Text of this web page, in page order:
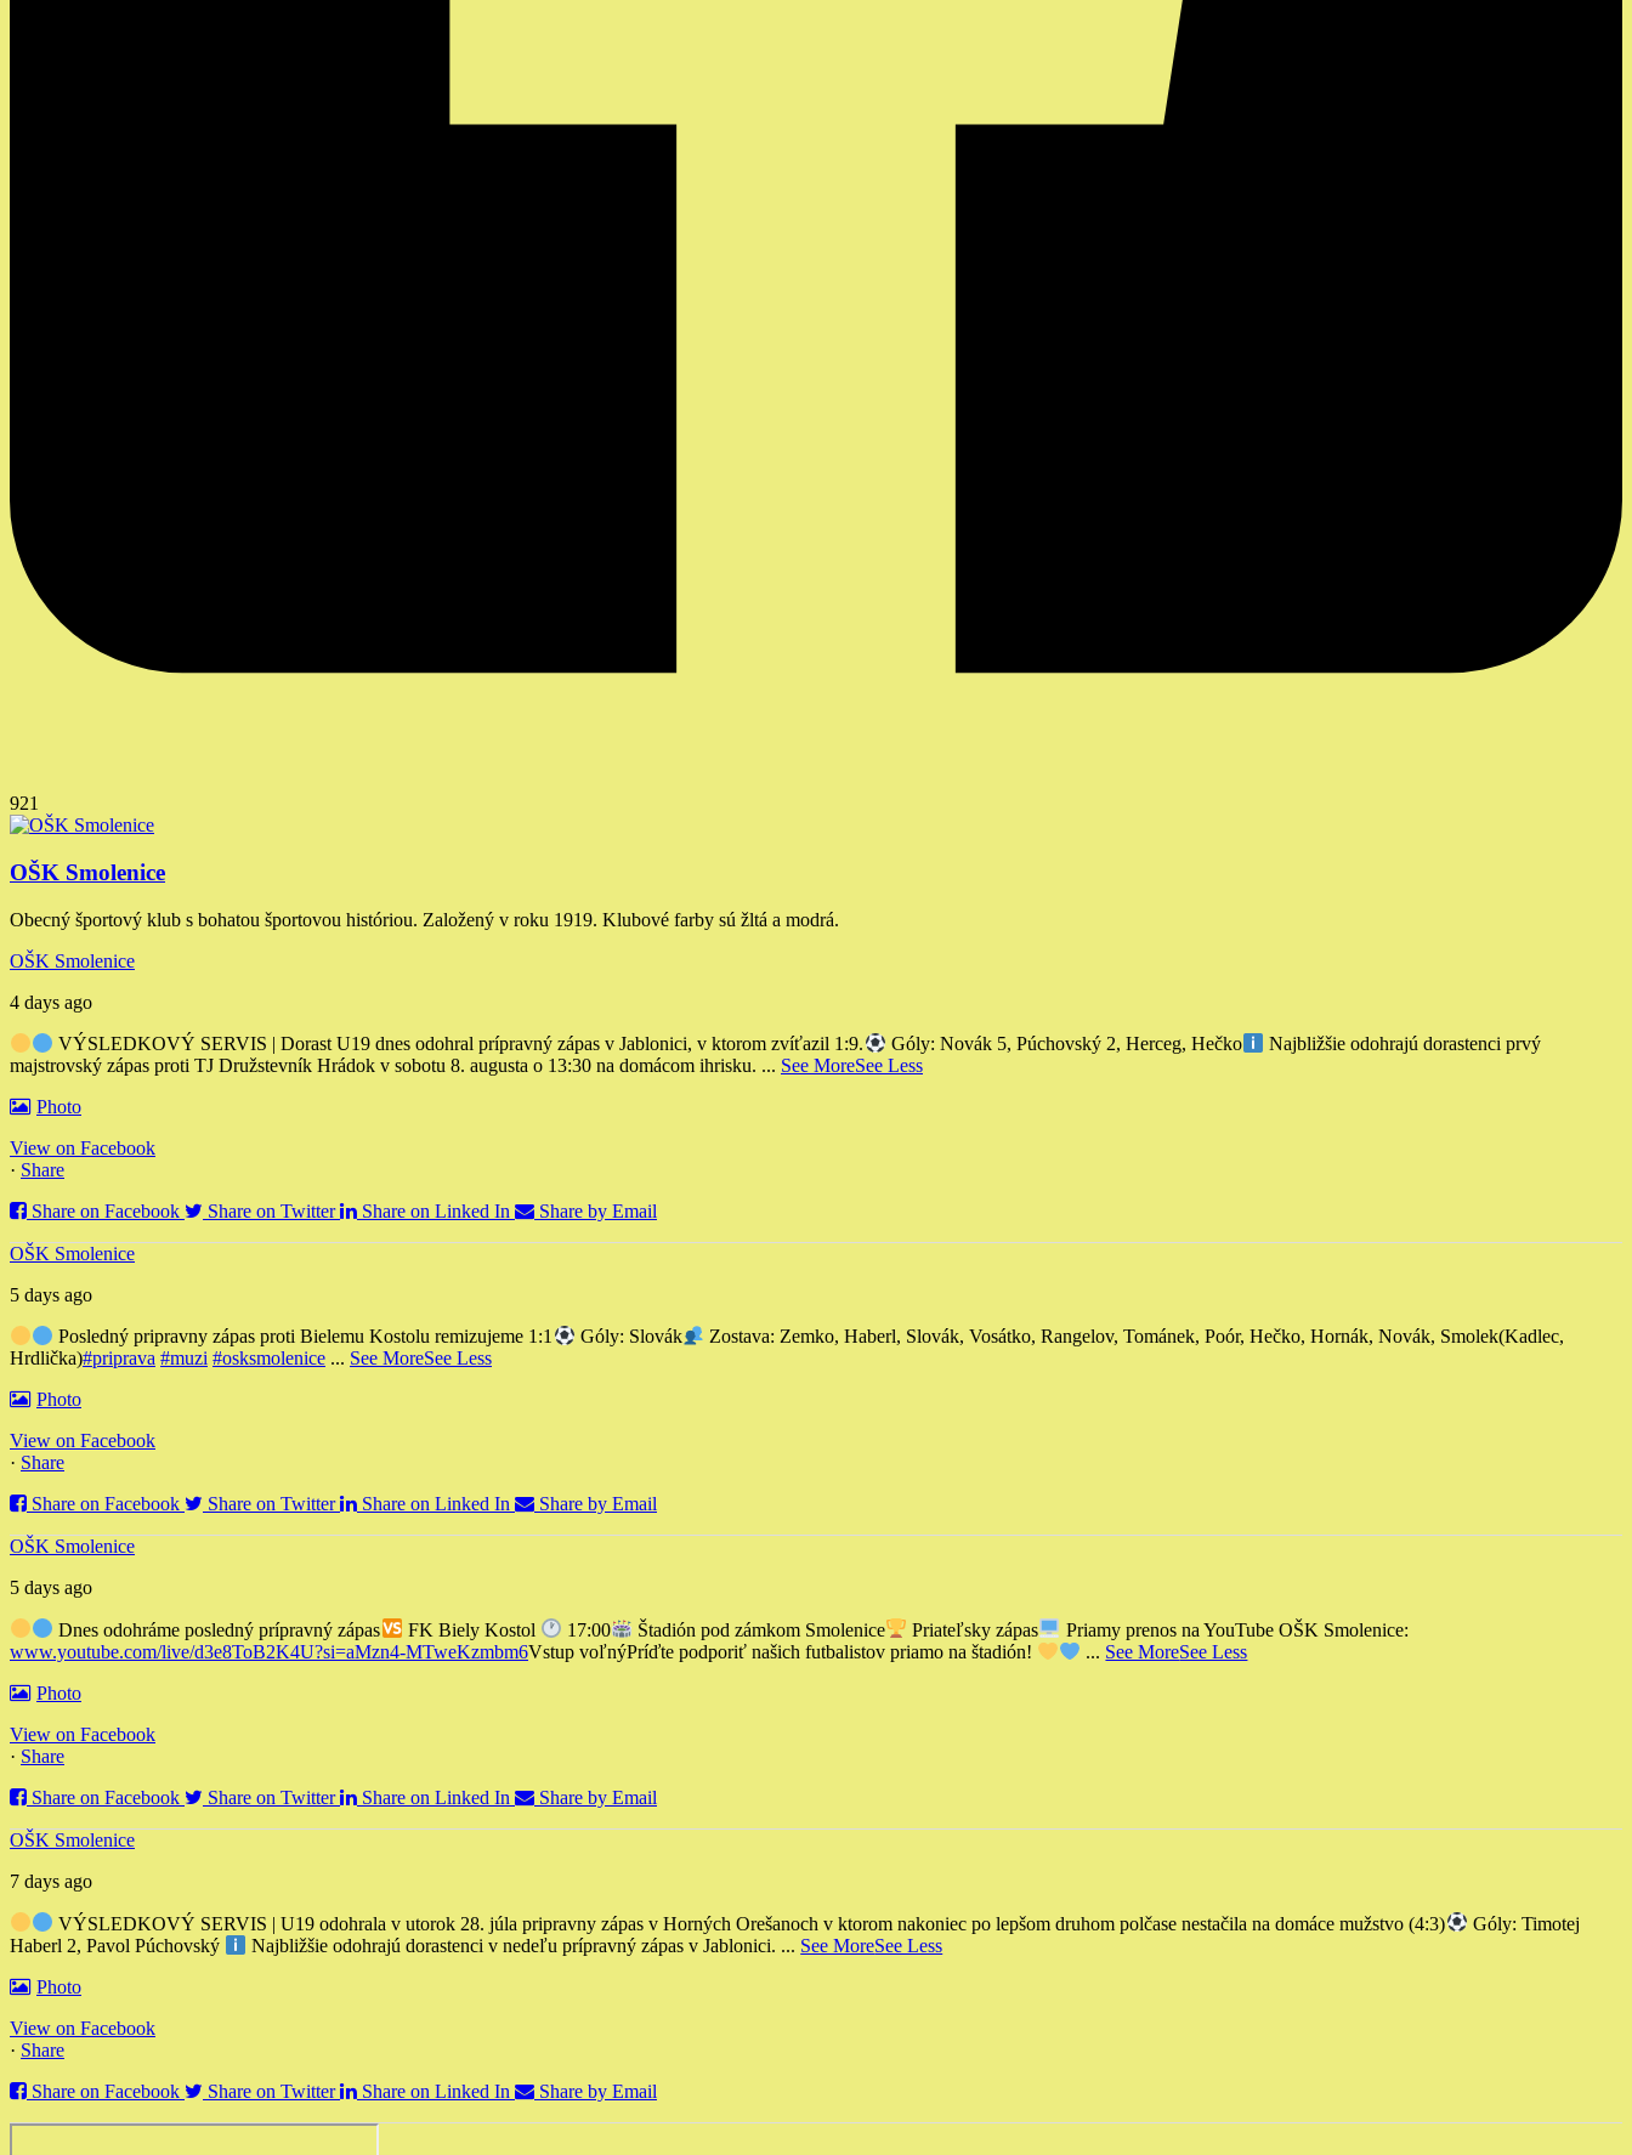
921
OŠK Smolenice
Obecný športový klub s bohatou športovou históriou. Založený v roku 1919. Klubové farby sú žltá a modrá.
OŠK Smolenice
4 days ago
VÝSLEDKOVÝ SERVIS | Dorast U19 dnes odohral prípravný zápas v Jablonici, v ktorom zvíťazil 1:9. Góly: Novák 5, Púchovský 2, Herceg, Hečko
Najbližšie odohrajú dorastenci prvý
majstrovský zápas proti TJ Družstevník Hrádok v sobotu 8. augusta o 13:30 na domácom ihrisku. ... See MoreSee Less
Photo
View on Facebook
· Share
Share on Facebook
Share on Twitter Share on Linked In Share by Email
OŠK Smolenice
5 days ago
Posledný pripravny zápas proti Bielemu Kostolu remizujeme 1:1 Góly: Slovák Zostava: Zemko, Haberl, Slovák, Vosátko, Rangelov, Tománek, Poór, Hečko, Hornák, Novák, Smolek(Kadlec,
Hrdlička)#priprava #muzi #osksmolenice ... See MoreSee Less
Photo
View on Facebook
· Share
Share on Facebook
Share on Twitter Share on Linked In Share by Email
OŠK Smolenice
5 days ago
Dnes odohráme posledný prípravný zápas FK Biely Kostol 17:00 Štadión pod zámkom Smolenice Priateľsky zápas
Priamy prenos na YouTube OŠK Smolenice:
www.youtube.com/live/d3e8ToB2K4U?si=aMzn4-MTweKzmbm6Vstup voľnýPríďte podporiť našich futbalistov priamo na štadión! ... See MoreSee Less
Photo
View on Facebook
· Share
Share on Facebook
Share on Twitter Share on Linked In Share by Email
OŠK Smolenice
7 days ago
VÝSLEDKOVÝ SERVIS | U19 odohrala v utorok 28. júla pripravny zápas v Horných Orešanoch v ktorom nakoniec po lepšom druhom polčase nestačila na domáce mužstvo (4:3)
Góly: Timotej
Haberl 2, Pavol Púchovský
Najbližšie odohrajú dorastenci v nedeľu prípravný zápas v Jablonici. ... See MoreSee Less
Photo
View on Facebook
· Share
Share on Facebook
Share on Twitter Share on Linked In Share by Email